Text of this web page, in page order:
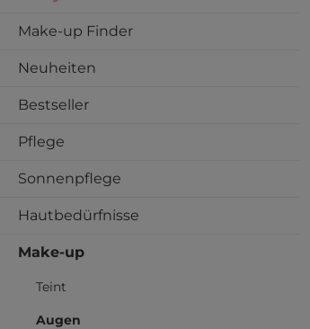
Make-up Finder
Neuheiten
Bestseller
Pflege
Sonnenpflege
Hautbedürfnisse
Make-up
Teint
Augen